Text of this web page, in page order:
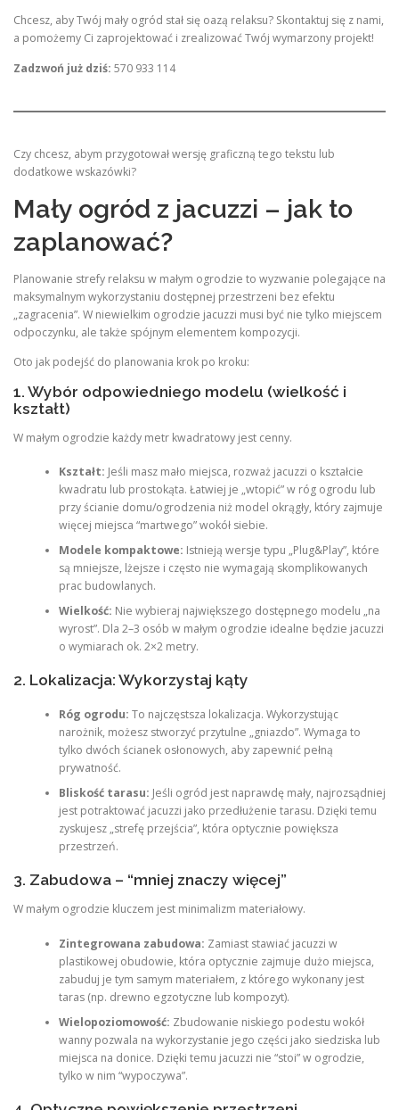
Chcesz, aby Twój mały ogród stał się oazą relaksu? Skontaktuj się z nami,
a pomożemy Ci zaprojektować i zrealizować Twój wymarzony projekt!
Zadzwoń już dziś: 570 933 114
Czy chcesz, abym przygotował wersję graficzną tego tekstu lub
dodatkowe wskazówki?
Mały ogród z jacuzzi – jak to
zaplanować?
Planowanie strefy relaksu w małym ogrodzie to wyzwanie polegające na
maksymalnym wykorzystaniu dostępnej przestrzeni bez efektu
„zagracenia”. W niewielkim ogrodzie jacuzzi musi być nie tylko miejscem
odpoczynku, ale także spójnym elementem kompozycji.
Oto jak podejść do planowania krok po kroku:
1. Wybór odpowiedniego modelu (wielkość i
kształt)
W małym ogrodzie każdy metr kwadratowy jest cenny.
Kształt: Jeśli masz mało miejsca, rozważ jacuzzi o kształcie
kwadratu lub prostokąta. Łatwiej je „wtopić” w róg ogrodu lub
przy ścianie domu/ogrodzenia niż model okrągły, który zajmuje
więcej miejsca “martwego” wokół siebie.
Modele kompaktowe: Istnieją wersje typu „Plug&Play”, które
są mniejsze, lżejsze i często nie wymagają skomplikowanych
prac budowlanych.
Wielkość: Nie wybieraj największego dostępnego modelu „na
wyrost”. Dla 2–3 osób w małym ogrodzie idealne będzie jacuzzi
o wymiarach ok. 2×2 metry.
2. Lokalizacja: Wykorzystaj kąty
Róg ogrodu: To najczęstsza lokalizacja. Wykorzystując
narożnik, możesz stworzyć przytulne „gniazdo”. Wymaga to
tylko dwóch ścianek osłonowych, aby zapewnić pełną
prywatność.
Bliskość tarasu: Jeśli ogród jest naprawdę mały, najrozsądniej
jest potraktować jacuzzi jako przedłużenie tarasu. Dzięki temu
zyskujesz „strefę przejścia”, która optycznie powiększa
przestrzeń.
3. Zabudowa – “mniej znaczy więcej”
W małym ogrodzie kluczem jest minimalizm materiałowy.
Zintegrowana zabudowa: Zamiast stawiać jacuzzi w
plastikowej obudowie, która optycznie zajmuje dużo miejsca,
zabuduj je tym samym materiałem, z którego wykonany jest
taras (np. drewno egzotyczne lub kompozyt).
Wielopoziomowość: Zbudowanie niskiego podestu wokół
wanny pozwala na wykorzystanie jego części jako siedziska lub
miejsca na donice. Dzięki temu jacuzzi nie “stoi” w ogrodzie,
tylko w nim “wypoczywa”.